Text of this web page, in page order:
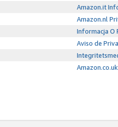
Amazon.it
Amazon.nl
Informacja O
Aviso de